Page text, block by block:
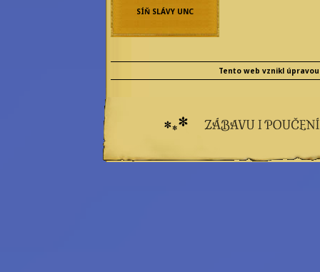
Eilonwy Ellesméry
Enola Gatito
Felicitas
Epidemica
Rebecca Werde
Emeritní
SÍŇ SLÁVY UNC
Tento web vznikl